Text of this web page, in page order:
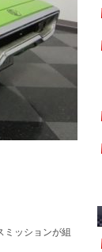
ミッションが組